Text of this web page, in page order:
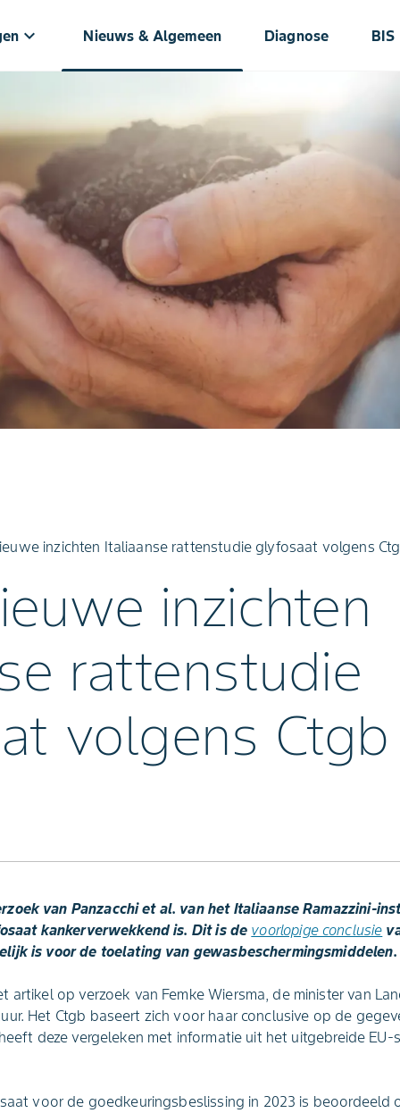
keyboard_arrow_down Nieuws & Algemeen Diagnose BIS
inzichten Italiaanse rattenstudie glyfosaat volgens
inzichten
rattenstudie
volgens Ctgb
van Panzacchi et al. van het Italiaanse Ramazzini-
kankerverwekkend is. Dit is de voorlopige conclusie
is voor de toelating van gewasbeschermingsmiddelen.
artikel op verzoek van Femke Wiersma, de minister van
Het Ctgb baseert zich voor haar conclusive op de
deze vergeleken met informatie uit het uitgebreide
voor de goedkeuringsbeslissing in 2023 is beoordeeld